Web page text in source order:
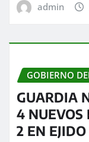
admin
GOBIERNO
GUARDIA
4 NUEVOS
2 EN